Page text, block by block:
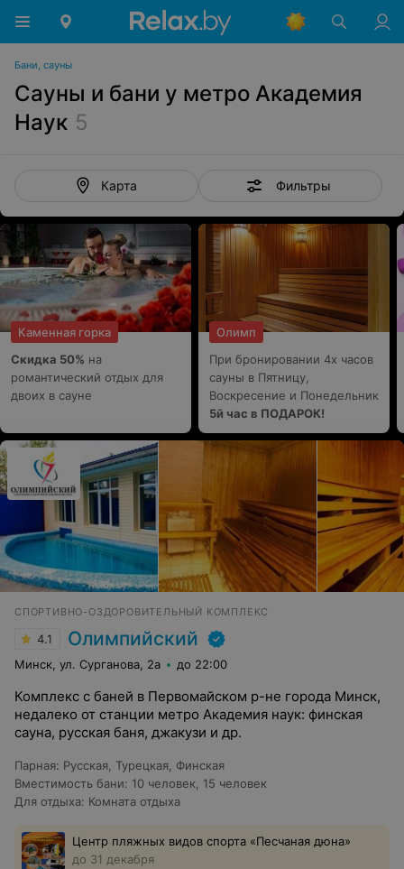
Бани, сауны
Сауны и бани у метро Академия
Наук 5
Карта Фильтры
Каменная горка
Скидка 50% на
романтический отдых для
двоих в сауне
Олимп
При бронировании 4х часов
сауны в Пятницу,
Воскресение и Понедельник
5й час в ПОДАРОК!
СПОРТИВНО-ОЗДОРОВИТЕЛЬНЫЙ КОМПЛЕКС
4.1 Олимпийский
Минск, ул. Сурганова, 2а до 22:00
Комплекс с баней в Первомайском р-не города Минск,
недалеко от станции метро Академия наук: финская
сауна, русская баня, джакузи и др.
Парная: Русская Турецкая Финская
Вместимость бани: 10 человек 15 человек
Для отдыха: Комната отдыха
Центр пляжных видов спорта «‎Песчаная дюна»
до 31 декабря